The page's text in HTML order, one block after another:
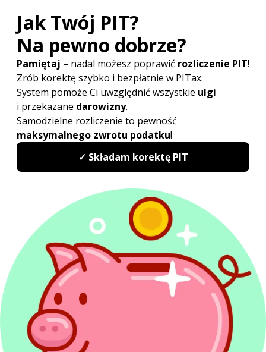
z kancelariami doradztwa podatkowego oraz sprawując
samodzielną obsługę prawną podmiotów gospodarczych
i osób fizycznych. Specjalizuje się w postępowaniach
podatkowych, egzekucyjnych przed administracją skarbową
oraz sądowoadministracyjnych. Aktywnie uczestniczył
w opracowywaniu strategii procesowych oraz analizie
transakcji pod kątem występowania ryzyka podatkowego. (...)
więcej...
Poradnik
Ulgi i odliczenia
Etat, zlecenie i dzieło
Działalność gospodarcza
ZUS i ubezpieczenia
Emerytury i renty
Dochody z zagranicy
Najem
Kredyty w PIT